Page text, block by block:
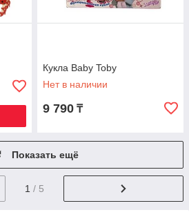
Кукла Baby Toby
Нет в наличии
9 790 ₸
Показать ещё
1 / 5